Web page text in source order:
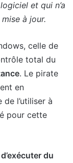
et qui n’a
à jour.
celle de
total du
. Le pirate
en
l’utiliser à
pour cette
du